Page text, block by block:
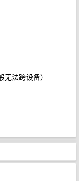
法跨设备）